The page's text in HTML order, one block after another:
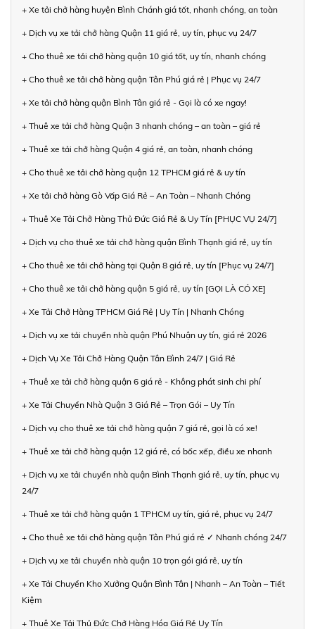
+ Xe tải chở hàng huyện Bình Chánh giá tốt, nhanh chóng, an toàn
+ Dịch vụ xe tải chở hàng Quận 11 giá rẻ, uy tín, phục vụ 24/7
+ Cho thuê xe tải chở hàng quận 10 giá tốt, uy tín, nhanh chóng
+ Cho thuê xe tải chở hàng quận Tân Phú giá rẻ | Phục vụ 24/7
+ Xe tải chở hàng quận Bình Tân giá rẻ - Gọi là có xe ngay!
+ Thuê xe tải chở hàng Quận 3 nhanh chóng – an toàn – giá rẻ
+ Thuê xe tải chở hàng Quận 4 giá rẻ, an toàn, nhanh chóng
+ Cho thuê xe tải chở hàng quận 12 TPHCM giá rẻ & uy tín
+ Xe tải chở hàng Gò Vấp Giá Rẻ – An Toàn – Nhanh Chóng
+ Thuê Xe Tải Chở Hàng Thủ Đức Giá Rẻ & Uy Tín [PHỤC VỤ 24/7]
+ Dịch vụ cho thuê xe tải chở hàng quận Bình Thạnh giá rẻ, uy tín
+ Cho thuê xe tải chở hàng tại Quận 8 giá rẻ, uy tín [Phục vụ 24/7]
+ Cho thuê xe tải chở hàng quận 5 giá rẻ, uy tín [GỌI LÀ CÓ XE]
+ Xe Tải Chở Hàng TPHCM Giá Rẻ | Uy Tín | Nhanh Chóng
+ Dịch vụ xe tải chuyển nhà quận Phú Nhuận uy tín, giá rẻ 2026
+ Dịch Vụ Xe Tải Chở Hàng Quận Tân Bình 24/7 | Giá Rẻ
+ Thuê xe tải chở hàng quận 6 giá rẻ - Không phát sinh chi phí
+ Xe Tải Chuyển Nhà Quận 3 Giá Rẻ – Trọn Gói – Uy Tín
+ Dịch vụ cho thuê xe tải chở hàng quận 7 giá rẻ, gọi là có xe!
+ Thuê xe tải chở hàng quận 12 giá rẻ, có bốc xếp, điều xe nhanh
+ Dịch vụ xe tải chuyển nhà quận Bình Thạnh giá rẻ, uy tín, phục vụ
24/7
+ Thuê xe tải chở hàng quận 1 TPHCM uy tín, giá rẻ, phục vụ 24/7
+ Cho thuê xe tải chở hàng quận Tân Phú giá rẻ ✓ Nhanh chóng 24/7
+ Dịch vụ xe tải chuyển nhà quận 10 trọn gói giá rẻ, uy tín
+ Xe Tải Chuyển Kho Xưởng Quận Bình Tân | Nhanh – An Toàn – Tiết
Kiệm
+ Thuê Xe Tải Thủ Đức Chở Hàng Hóa Giá Rẻ Uy Tín